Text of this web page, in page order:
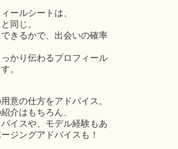
ールシートは、
同じ。
きるかで、出会いの確率
かり伝わるプロフィール
。
意の仕方をアドバイス。
介はもちろん、
イスや、モデル経験もあ
ジングアドバイスも！